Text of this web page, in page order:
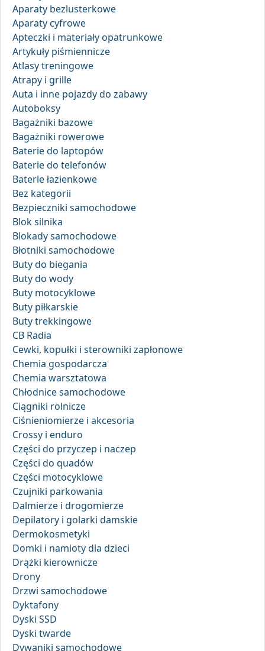
Aparaty bezlusterkowe
Aparaty cyfrowe
Apteczki i materiały opatrunkowe
Artykuły piśmiennicze
Atlasy treningowe
Atrapy i grille
Auta i inne pojazdy do zabawy
Autoboksy
Bagażniki bazowe
Bagażniki rowerowe
Baterie do laptopów
Baterie do telefonów
Baterie łazienkowe
Bez kategorii
Bezpieczniki samochodowe
Blok silnika
Blokady samochodowe
Błotniki samochodowe
Buty do biegania
Buty do wody
Buty motocyklowe
Buty piłkarskie
Buty trekkingowe
CB Radia
Cewki, kopułki i sterowniki zapłonowe
Chemia gospodarcza
Chemia warsztatowa
Chłodnice samochodowe
Ciągniki rolnicze
Ciśnieniomierze i akcesoria
Crossy i enduro
Części do przyczep i naczep
Części do quadów
Części motocyklowe
Czujniki parkowania
Dalmierze i drogomierze
Depilatory i golarki damskie
Dermokosmetyki
Domki i namioty dla dzieci
Drążki kierownicze
Drony
Drzwi samochodowe
Dyktafony
Dyski SSD
Dyski twarde
Dywaniki samochodowe